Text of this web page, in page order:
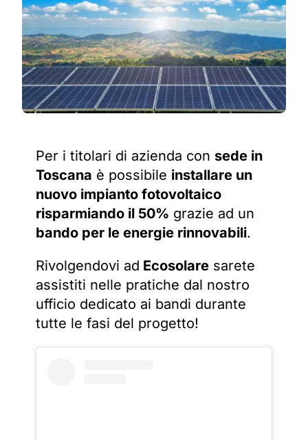
Per i titolari di azienda con sede in
Toscana è possibile installare un
nuovo impianto fotovoltaico
risparmiando il 50% grazie ad un
bando per le energie rinnovabili.
Rivolgendovi ad Ecosolaresarete
assistiti nelle pratiche dal nostro
ufficio dedicato ai bandi durante
tutte le fasi del progetto!